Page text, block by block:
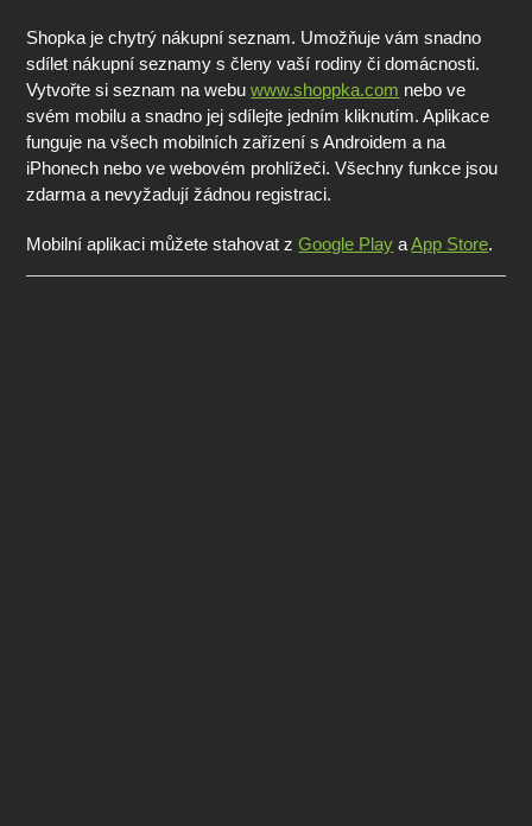
Shopka je chytrý nákupní seznam. Umožňuje vám snadno
sdílet nákupní seznamy s členy vaší rodiny či domácnosti.
Vytvořte si seznam na webuwww.shoppka.com nebo ve
svém mobilu a snadno jej sdílejte jedním kliknutím. Aplikace
funguje na všech mobilních zařízení s Androidem a na
iPhonech nebo ve webovém prohlížeči. Všechny funkce jsou
zdarma a nevyžadují žádnou registraci.
Mobilní aplikaci můžete stahovat zGoogle Play aApp Store.